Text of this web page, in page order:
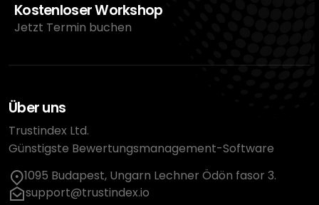
Kostenloser Workshop
Jetzt Termin buchen
Über uns
Trustindex Ltd.
Günstigste Bewertungsmanagement-Software
1095 Budapest, Ungarn Lechner Ödön fasor 3.
support@trustindex.io